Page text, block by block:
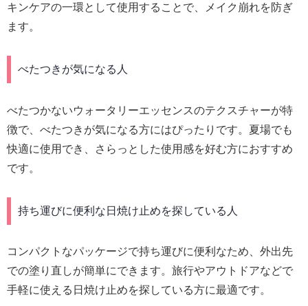
キンケアの一環として使用することで、メイク崩れを防ぎ
ます。
べたつきが気になる人
べたつかないウォータリーエッセンスのテクスチャーが特
徴で、べたつきが気になる方にはぴったりです。夏場でも
快適に使用でき、さらっとした使用感を好む方におすすめ
です。
持ち運びに便利な日焼け止めを探している人
コンパクトなパッケージで持ち運びに便利なため、外出先
での塗り直しが簡単にできます。旅行やアウトドアなどで
手軽に使える日焼け止めを探している方に最適です。